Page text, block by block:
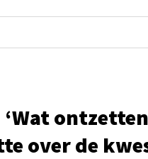
over de